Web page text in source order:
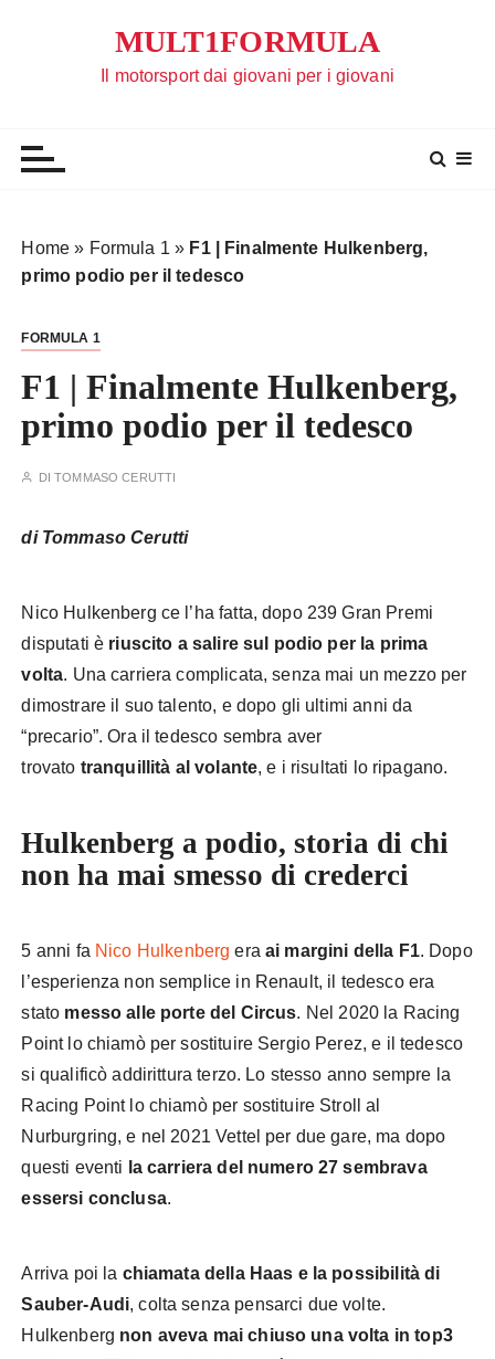
MULT1FORMULA
Il motorsport dai giovani per i giovani
Home » Formula 1 » F1 | Finalmente Hulkenberg,
primo podio per il tedesco
FORMULA 1
F1 | Finalmente Hulkenberg,
primo podio per il tedesco
DITOMMASO CERUTTI
di Tommaso Cerutti
Nico Hulkenberg ce l’ha fatta, dopo 239 Gran Premi
disputati è riuscito a salire sul podio per la prima
volta. Una carriera complicata, senza mai un mezzo per
dimostrare il suo talento, e dopo gli ultimi anni da
“precario”. Ora il tedesco sembra aver
trovato tranquillità al volante, e i risultati lo ripagano.
Hulkenberg a podio, storia di chi
non ha mai smesso di crederci
5 anni fa Nico Hulkenberg eraai margini della F1. Dopo
l’esperienza non semplice in Renault, il tedesco era
stato messo alle porte del Circus. Nel 2020 la Racing
Point lo chiamò per sostituire Sergio Perez, e il tedesco
si qualificò addirittura terzo. Lo stesso anno sempre la
Racing Point lo chiamò per sostituire Stroll al
Nurburgring, e nel 2021 Vettel per due gare, ma dopo
questi eventi la carriera del numero 27 sembrava
essersi conclusa.
Arriva poi la chiamata della Haas e la possibilità di
Sauber-Audi, colta senza pensarci due volte.
Hulkenberg non aveva mai chiuso una volta in top3